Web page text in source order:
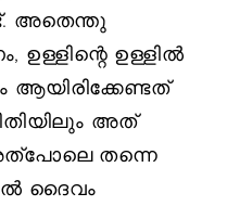
അതെന്തു
ഉള്ളിന്റെ ഉള്ളിൽ
അത്
തന്നെ
ദൈവം